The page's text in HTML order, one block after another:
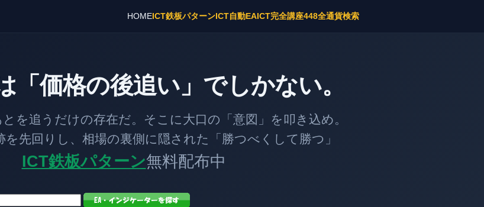
HOMEICT鉄板パターンICT自動EAICT完全講座448全通貨検索
「価格の後追い」でしかない。
だけの存在だ。そこに大口の「意図」を叩き込め。
し、相場の裏側に隠された「勝つべくして勝つ」
ICT鉄板パターン無料配布中